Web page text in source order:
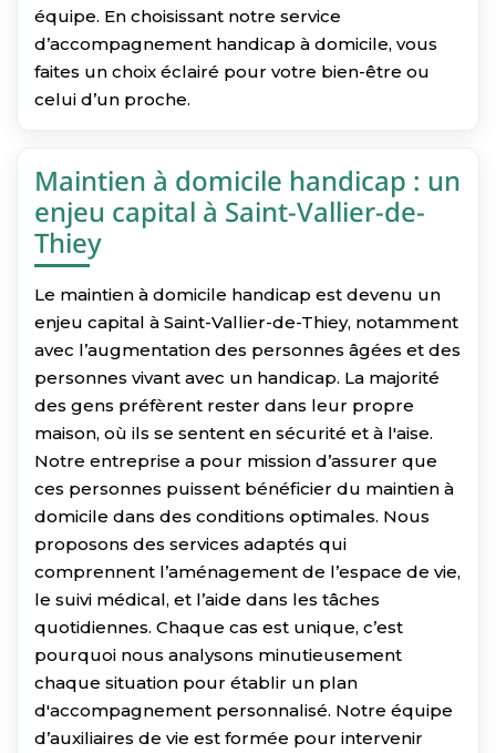
équipe. En choisissant notre service
d’accompagnement handicap à domicile, vous
faites un choix éclairé pour votre bien-être ou
celui d’un proche.
Maintien à domicile handicap : un
enjeu capital à Saint-Vallier-de-
Thiey
Le maintien à domicile handicap est devenu un
enjeu capital à Saint-Vallier-de-Thiey, notamment
avec l’augmentation des personnes âgées et des
personnes vivant avec un handicap. La majorité
des gens préfèrent rester dans leur propre
maison, où ils se sentent en sécurité et à l'aise.
Notre entreprise a pour mission d’assurer que
ces personnes puissent bénéficier du maintien à
domicile dans des conditions optimales. Nous
proposons des services adaptés qui
comprennent l’aménagement de l’espace de vie,
le suivi médical, et l’aide dans les tâches
quotidiennes. Chaque cas est unique, c’est
pourquoi nous analysons minutieusement
chaque situation pour établir un plan
d'accompagnement personnalisé. Notre équipe
d’auxiliaires de vie est formée pour intervenir